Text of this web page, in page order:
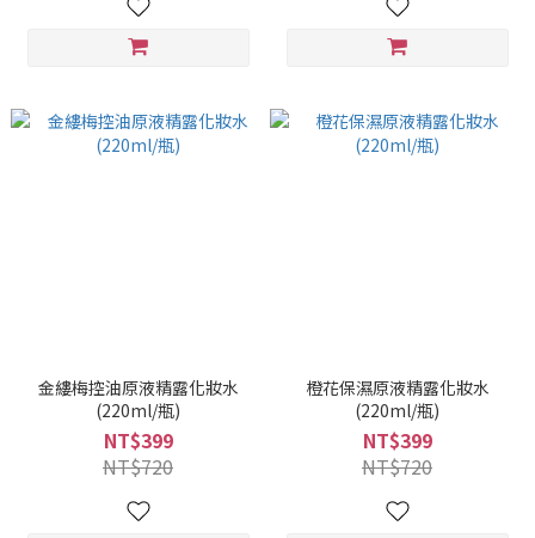
金縷梅控油原液精露化妝水
(220ml/瓶)
NT$399
NT$720
橙花保濕原液精露化妝水
(220ml/瓶)
NT$399
NT$720